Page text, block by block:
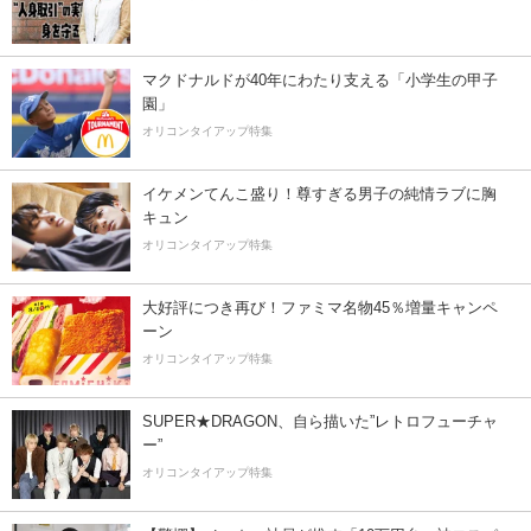
マクドナルドが40年にわたり支える「小学生の甲子
園」
オリコンタイアップ特集
イケメンてんこ盛り！尊すぎる男子の純情ラブに胸
キュン
オリコンタイアップ特集
大好評につき再び！ファミマ名物45％増量キャンペ
ーン
オリコンタイアップ特集
SUPER★DRAGON、自ら描いた”レトロフューチャ
ー”
オリコンタイアップ特集